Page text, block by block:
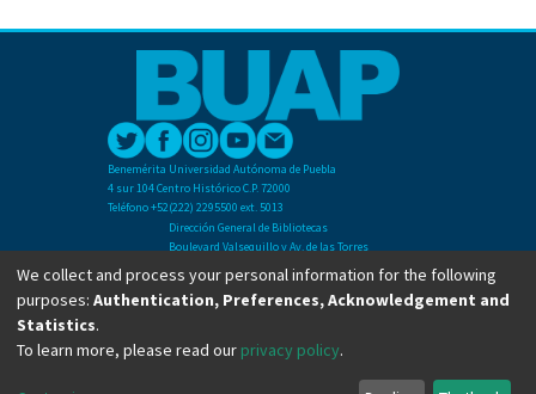
Benemérita Universidad Autónoma de Puebla
4 sur 104 Centro Histórico C.P. 72000
Teléfono +52(222) 2295500 ext. 5013
Dirección General de Bibliotecas
Boulevard Valsequillo y Av. de las Torres
Ciudad Universitaria. Col. San Manuel
C.P. 72570
Teléfono +52 (222) 2295500 Ext 2901
We collect and process your personal information for the following
purposes: Authentication, Preferences, Acknowledgement and
Statistics.
To learn more, please read our privacy policy.